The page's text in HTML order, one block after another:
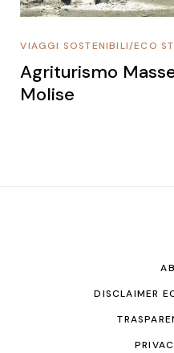
ECO
/
VIAGGI SOSTENIBILI
Agriturismo
Molise
DISCLAIMER